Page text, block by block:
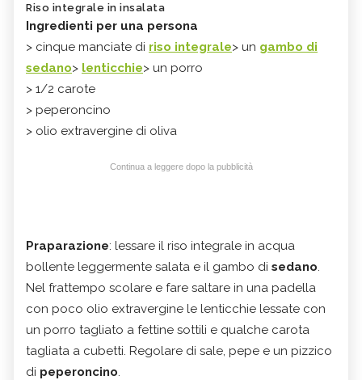
Riso integrale in insalata
Ingredienti per una persona
> cinque manciate di riso integrale> un gambo di
sedano> lenticchie> un porro
> 1/2 carote
> peperoncino
> olio extravergine di oliva
Continua a leggere dopo la pubblicità
Praparazione: lessare il riso integrale in acqua
bollente leggermente salata e il gambo di sedano.
Nel frattempo scolare e fare saltare in una padella
con poco olio extravergine le lenticchie lessate con
un porro tagliato a fettine sottili e qualche carota
tagliata a cubetti. Regolare di sale, pepe e un pizzico
di peperoncino.